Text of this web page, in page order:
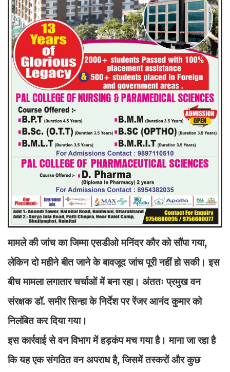
मामले की जांच का जिम्मा एसडीओ मनिंदर कौर को सौंपा गया,
लेकिन दो महीने बीत जाने के बावजूद जांच पूरी नहीं हो सकी। इस
बीच मामला लगातार चर्चाओं में बना रहा। अंततः प्रमुख वन
संरक्षक डॉ. समीर सिन्हा के निर्देश पर रेंजर आनंद कुमार को
निलंबित कर दिया गया।
इस कार्रवाई से वन विभाग में हड़कंप मच गया है। माना जा रहा है
कि यह एक संगठित वन अपराध है, जिसमें तस्करों और कुछ